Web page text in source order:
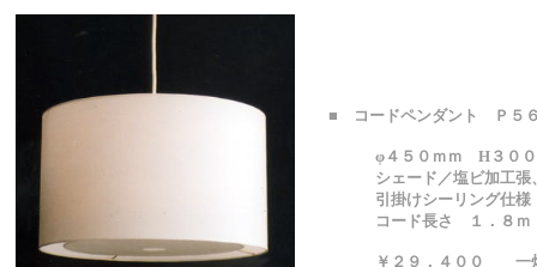
■ コードペンダント Ｐ５
φ４５０ｍｍ H３００
シェード／塩ビ加工張
引掛けシーリング仕様
コード長さ １．８ｍ
￥２９，４００ 一